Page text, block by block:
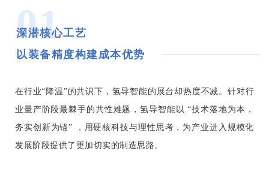
01
深潜核心工艺
以装备精度构建成本优势
在行业“降温”的共识下，氢导智能的展台却热度不减。针对行
业量产阶段最棘手的共性难题，氢导智能以 “技术落地为本，
务实创新为锚” ，用硬核科技与理性思考，为产业进入规模化
发展阶段提供了更加切实的制造思路。